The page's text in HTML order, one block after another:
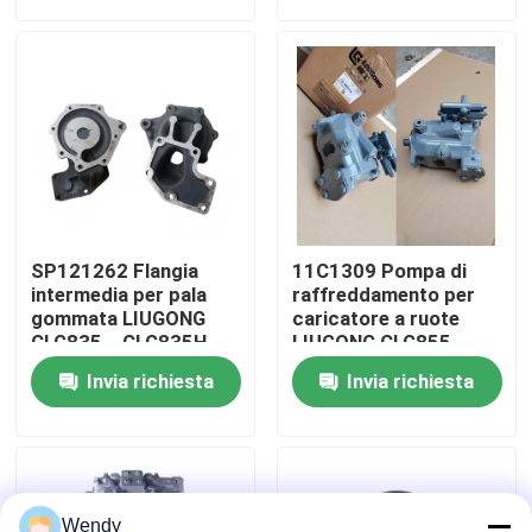
Giro della fabbrica
Controllo di qualità
Contattici
Notizie
Blog
CLG862H、
CLG862N、
CLG870H、CLG888、
CLG890H
SP121262 Flangia
intermedia per pala
gommata LIUGONG
CLG835、CLG835H、
CLG836、CLG836H、
ZL30E、CLG855、
CLG862H、CLG870H
Invia richiesta
11C1309 Pompa di
raffreddamento per
caricatore a ruote
LIUGONG CLG855、
CLG855N、
CLG855H、CLG856、
CLG850H、CLG860H
Invia richiesta
Wendy